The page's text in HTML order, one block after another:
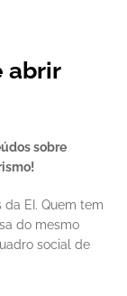
abrir
sobre
EI. Quem tem
do mesmo
social de